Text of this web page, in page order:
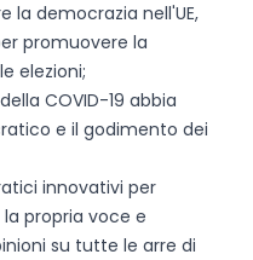
la democrazia nell'UE,
promuovere la
elezioni;
COVID-19 abbia
e il godimento dei
innovativi per
propria voce e
su tutte le arre di